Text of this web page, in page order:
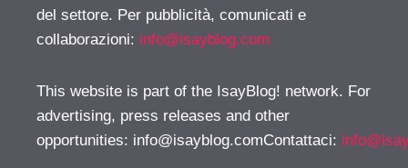
del settore. Per pubblicità, comunicati e
collaborazioni: info@isayblog.com
This website is part of the IsayBlog! network. For
advertising, press releases and other
opportunities: info@isayblog.comContattaci: